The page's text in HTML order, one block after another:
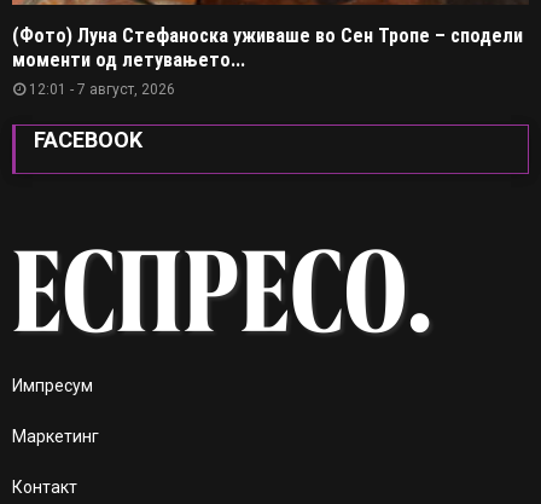
(Фото) Луна Стефаноска уживаше во Сен Тропе – сподели
моменти од летувањето...
12:01 - 7 август, 2026
FACEBOOK
Импресум
Маркетинг
Контакт